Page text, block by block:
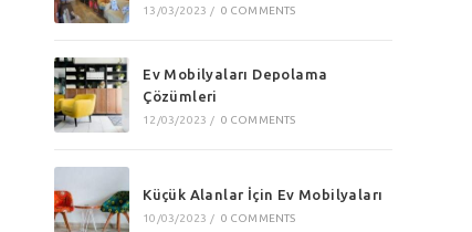
13/03/2023 / 0 COMMENTS
Ev Mobilyaları Depolama
Çözümleri
12/03/2023 / 0 COMMENTS
Küçük Alanlar İçin Ev Mobilyaları
10/03/2023 / 0 COMMENTS